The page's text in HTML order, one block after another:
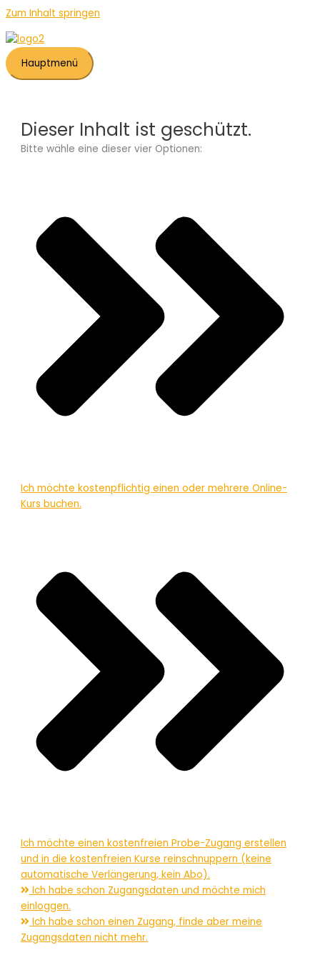
Zum Inhalt springen
Hauptmenü
Dieser Inhalt ist geschützt.
Bitte wähle eine dieser vier Optionen:
Ich möchte kostenpflichtig einen oder mehrere Online-
Kurs buchen.
Ich möchte einen kostenfreien Probe-Zugang erstellen
und in die kostenfreien Kurse reinschnuppern (keine
automatische Verlängerung, kein Abo).
Ich habe schon Zugangsdaten und möchte mich
einloggen.
Ich habe schon einen Zugang, finde aber meine
Zugangsdaten nicht mehr.